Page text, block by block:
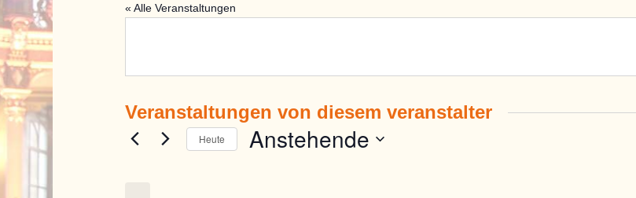
« Alle Veranstaltungen
Veranstaltungen von diesem veranstalter
Heute Anstehende